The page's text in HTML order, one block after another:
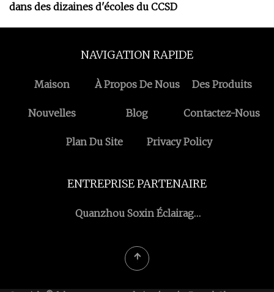
dans des dizaines d'écoles du CCSD
NAVIGATION RAPIDE
Maison À Propos De Nous Des Produits
Nouvelles Blog Contactez-Nous
Plan Du Site Privacy Policy
ENTREPRISE PARTENAIRE
Quanzhou Soxin Éclairage